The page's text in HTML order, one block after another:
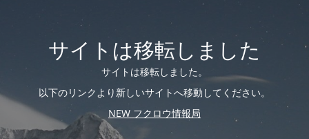
サイトは移転しました
サイトは移転しました。
以下のリンクより新しいサイトへ移動してください。
NEW フクロウ情報局